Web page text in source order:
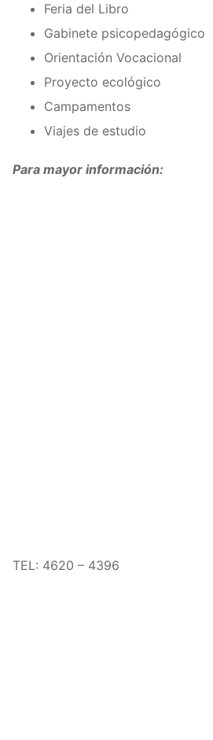
Feria del Libro
Gabinete psicopedagógico
Orientación Vocacional
Proyecto ecológico
Campamentos
Viajes de estudio
Para mayor información:
TEL: 4620 – 4396